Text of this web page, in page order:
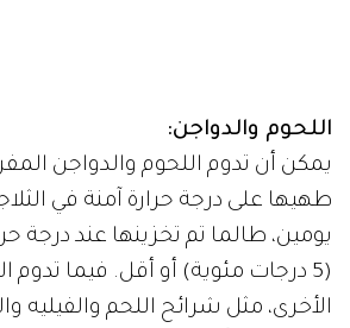
اللحوم والدواجن:
يمكن أن تدوم اللحوم والدواجن
طهيها على درجة حرارة آمنة في
(5 درجات مئوية) أو أقل. فيما تدوم
الأخرى، مثل شرائح اللحم والفيليه